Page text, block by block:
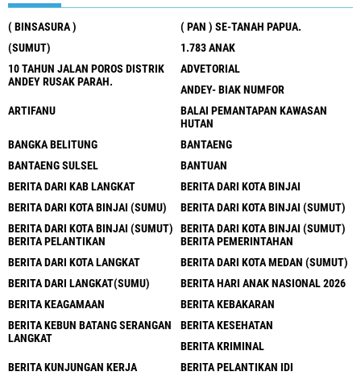
( BINSASURA )
( PAN ) SE-TANAH PAPUA.
(SUMUT)
1.783 ANAK
10 TAHUN JALAN POROS DISTRIK
ANDEY RUSAK PARAH.
ADVETORIAL
ANDEY- BIAK NUMFOR
ARTIFANU
BALAI PEMANTAPAN KAWASAN
HUTAN
BANGKA BELITUNG
BANTAENG
BANTAENG SULSEL
BANTUAN
BERITA DARI KAB LANGKAT
BERITA DARI KOTA BINJAI
BERITA DARI KOTA BINJAI (SUMU)
BERITA DARI KOTA BINJAI (SUMUT)
BERITA DARI KOTA BINJAI (SUMUT)
BERITA PELANTIKAN
BERITA DARI KOTA BINJAI (SUMUT)
BERITA PEMERINTAHAN
BERITA DARI KOTA LANGKAT
BERITA DARI KOTA MEDAN (SUMUT)
BERITA DARI LANGKAT(SUMU)
BERITA HARI ANAK NASIONAL 2026
BERITA KEAGAMAAN
BERITA KEBAKARAN
BERITA KEBUN BATANG SERANGAN
LANGKAT
BERITA KESEHATAN
BERITA KRIMINAL
BERITA KUNJUNGAN KERJA
BERITA PELANTIKAN IDI